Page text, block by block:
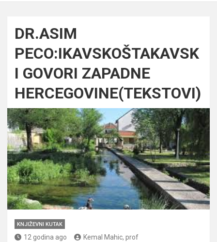
DR.ASIM
PECO:IKAVSKOŠTAKAVSK
I GOVORI ZAPADNE
HERCEGOVINE(TEKSTOVI)
KNJIŽEVNI KUTAK
12 godina ago Kemal Mahic, prof